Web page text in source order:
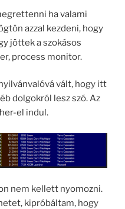
ha valami
azzal kezdeni, hogy
jöttek a szokásos
process monitor.
vált, hogy itt
dolgokról lesz szó. Az
el indul.
nem kellett nyomozni.
kipróbáltam, hogy